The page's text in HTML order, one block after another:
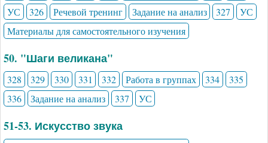
УС
326 Речевой тренинг Задание на анализ 327
УС
Материалы для самостоятельного изучения
50. "Шаги великана"
328 329 330 331 332 Работа в группах 334
335
336
Задание на анализ 337 УС
51-53. Искусство звука